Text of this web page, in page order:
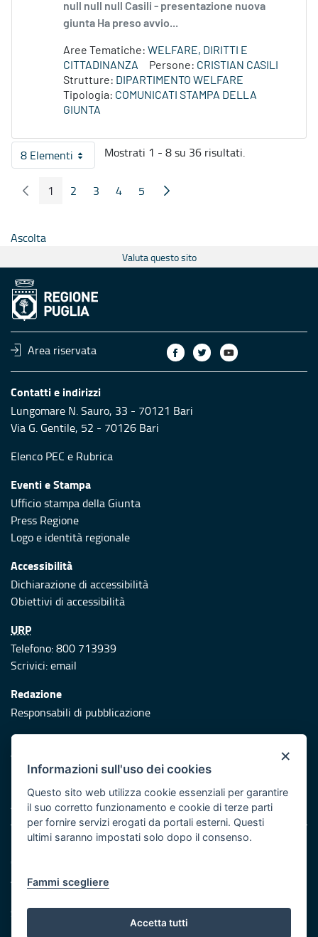
null null null Casili - presentazione nuova
giunta Ha preso avvio...
Aree Tematiche: WELFARE, DIRITTI E
CITTADINANZA
Persone: CRISTIAN CASILI
Strutture: DIPARTIMENTO WELFARE
Tipologia: COMUNICATI STAMPA DELLA
GIUNTA
8 ElementiPer pagina
Mostrati 1 - 8 su 36 risultati.
Pagina Precedente
Pagina
1 Pagina
2 Pagina
3 Pagina
4 Pagina
5 Pagina Seguente
Ascolta
Valuta questo sito
Area riservata
Contatti e indirizzi
Lungomare N. Sauro, 33 - 70121 Bari
Via G. Gentile, 52 - 70126 Bari
Elenco PEC e Rubrica
Eventi e Stampa
Ufficio stampa della Giunta
Press Regione
Logo e identità regionale
Accessibilità
Dichiarazione di accessibilità
Obiettivi di accessibilità
URP
Telefono: 800 713939
Scrivici:email
Redazione
Responsabili di pubblicazione
Protezione civile
Vai al sito di Protezione Civile Puglia
Iniziativa finanziata con risorse del POR Puglia 2014/2020 -
Asse XI
Note legali
Cookie e privacy
Atti di notifica
Servizi Intranet
×
Informazioni sull'uso dei cookies
Questo sito web utilizza cookie essenziali per garantire
il suo corretto funzionamento e cookie di terze parti
per fornire servizi erogati da portali esterni. Questi
ultimi saranno impostati solo dopo il consenso.
Fammi scegliere
Accetta tutti